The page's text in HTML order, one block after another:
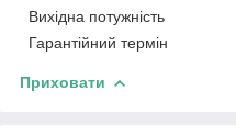
Вихідна потужність
Гарантійний термін
Приховати